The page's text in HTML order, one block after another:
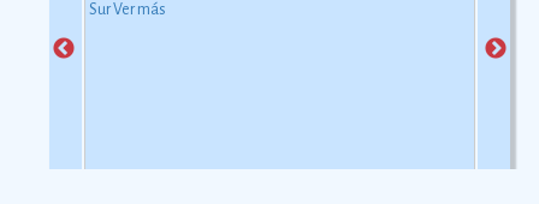
estado de Puebla, ya que tiene una importante relaciÃ³n